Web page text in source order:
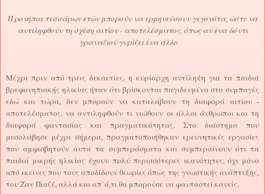
Προνήπια τεσσάρων ετών μπορούν να ερμηνεύσουν γεγονότα, ώστε να
αντιληφθούν τη σχέση αιτίου - αποτελέσματος, όπως αν ένα δόντι
γραναζιού γυρίζει ένα άλλο
Μέχρι πριν από τρεις δεκαετίες, η κυρίαρχη αντίληψη για τα παιδιά
βρεφονηπιακής ηλικίας ήταν ότι βρίσκονται παγιδευμένα στο συμπαγές
εδώ και τώρα, δεν μπορούν να καταλάβουν τη διαφορά αιτίου -
αποτελέσματος, να αντιληφθούν τι νιώθουν οι άλλοι άνθρωποι και τη
διαφορά φαντασίας και πραγματικότητας. Στο διάστημα που
μεσολάβησε μέχρι σήμερα, πραγματοποιήθηκαν ερευνητικές εργασίες
που αμφισβητούν αυτά τα συμπεράσματα και συμπεραίνουν ότι τα
παιδιά μικρής ηλικίας έχουν πολύ περισσότερες ικανότητες, όχι μόνο
από εκείνες που τους αποδίδουν θεωρίες όπως της γνωστικής ανάπτυξης,
του Ζαν Πιαζέ, αλλά και απ' ό,τι θα μπορούσε να φανταστεί κανείς.